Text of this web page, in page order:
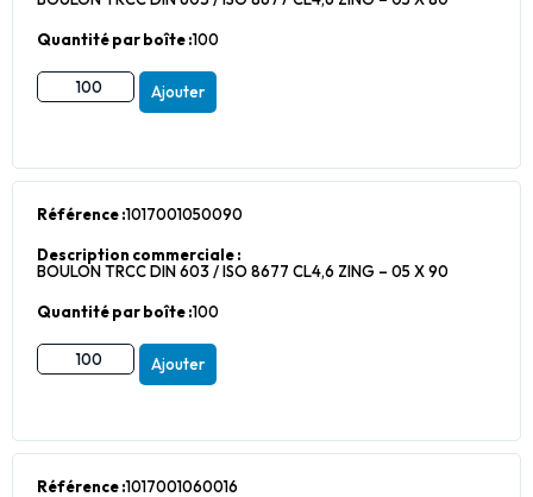
Quantité par boîte :100
Ajouter
Référence :1017001050090
Description commerciale :
BOULON TRCC DIN 603 / ISO 8677 CL4,6 ZING – 05 X 90
Quantité par boîte :100
Ajouter
Référence :1017001060016